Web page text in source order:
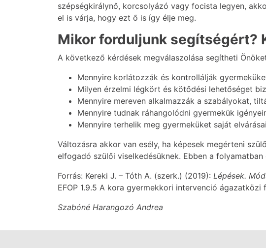
szépségkirálynő, korcsolyázó vagy focista legyen,
el is várja, hogy ezt ő is így élje meg.
Mikor forduljunk segítségért?
A következő kérdések megválaszolása segítheti
Mennyire korlátozzák és kontrollálják
Milyen érzelmi légkört és kötődési lehetőséget
Mennyire mereven alkalmazzák a szabályokat,
Mennyire tudnak ráhangolódni gyermekük
Mennyire terhelik meg gyermeküket saját
Változásra akkor van esély, ha képesek megérteni
elfogadó szülői viselkedésüknek. Ebben a
Forrás: Kereki J. – Tóth A. (szerk.) (2019): Lépések.
EFOP 1.9.5 A kora gyermekkori intervenció
Szabóné Harangozó Andrea